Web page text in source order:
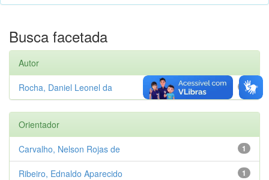
Busca facetada
Autor
1
Rocha, Daniel Leonel da
Orientador
1
Carvalho, Nelson Rojas de
1
Ribeiro, Ednaldo Aparecido